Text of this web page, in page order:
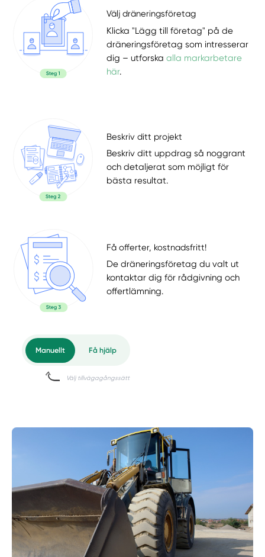
Välj dräneringsföretag
Klicka "Lägg till företag" på de
dräneringsföretag som intresserar
dig – utforskaalla markarbetare
här.
Beskriv ditt projekt
Beskriv ditt uppdrag så noggrant
och detaljerat som möjligt för
bästa resultat.
Få offerter, kostnadsfritt!
De dräneringsföretag du valt ut
kontaktar dig för rådgivning och
offertlämning.